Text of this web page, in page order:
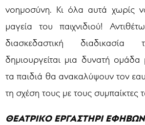
νοημοσύνη. Κι όλα αυτά χωρίς
μαγεία του παιχνιδιού!
διασκεδαστική διαδικασία
δημιουργείται μια δυνατή
τα παιδιά θα ανακαλύψουν τον
τη σχέση τους με τους συμπαίκτες
ΘΕΑΤΡΙΚΟ ΕΡΓΑΣΤΗΡΙ ΕΦΗΒΩΝ